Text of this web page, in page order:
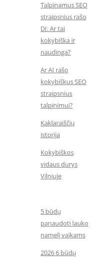
Talpinamus SEO
straipsnius rašo
DI: Ar tai
kokybiška ir
naudinga?
Ar AI rašo
kokybiškus SEO
straipsnius
talpinimui?
Kaklaraiščių
istorija
Kokybiškos
vidaus durys
Vilniuje
5 būdų
panaudoti lauko
namelį vaikams
2026 6 būdų